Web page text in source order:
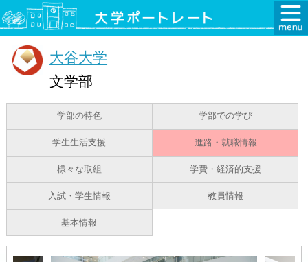
大谷大学
文学部
学部の特色 学部での学び
学生生活支援 進路・就職情報
様々な取組 学費・経済的支援
入試・学生情報 教員情報
基本情報